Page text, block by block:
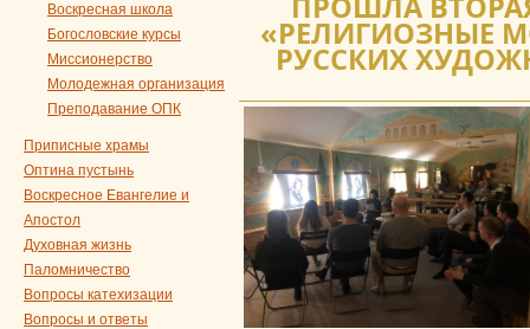
Воскресная школа
Богословские курсы
Миссионерство
Молодежная организация
Преподавание ОПК
Приписные храмы
Оптина пустынь
Воскресное Евангелие и
Апостол
Духовная жизнь
Паломничество
Вопросы катехизации
Вопросы и ответы
«РЕЛИГИОЗНЫЕ
РУССКИХ